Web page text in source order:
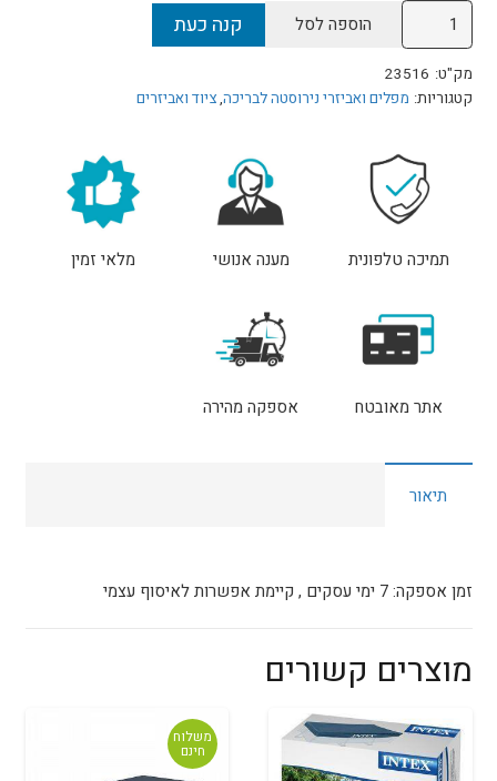
כמות
של
מזרקת
פרח
הוספה לסל קנה כעת
מק"ט: 23516
קטגוריות: מפלים ואביזרי נירוסטה לבריכה,ציוד ואביזרים
תמיכה טלפונית מענה אנושי מלאי זמין
אתר מאובטח אספקה מהירה
תיאור
זמן אספקה: 7 ימי עסקים , קיימת אפשרות לאיסוף עצמי
מוצרים קשורים
משלוח
חינם